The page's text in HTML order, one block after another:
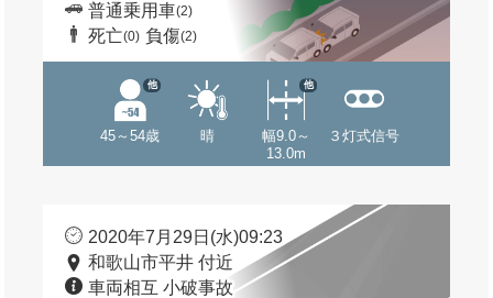
普通乗用車(2)
死亡(0) 負傷(2)
45～54歳
他
晴
幅9.0～
13.0m
他
３灯式信号
2020年7月29日(水)09:23
和歌山市平井 付近
車両相互 小破事故